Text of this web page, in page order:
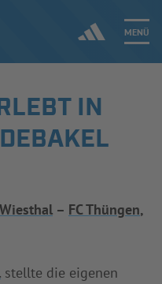
MENÜ
Jetzt einloggen
IN
– FC Thüngen,
stellte die eigenen